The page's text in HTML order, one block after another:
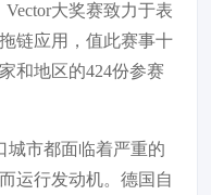
大奖赛致力于表
链应用，值此赛事十
和地区的424份参赛
城市都面临着严重的
运行发动机。德国自